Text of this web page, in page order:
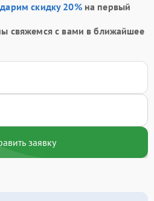
дарим скидку 20%на первый
свяжемся с вами в ближайшее
заявку